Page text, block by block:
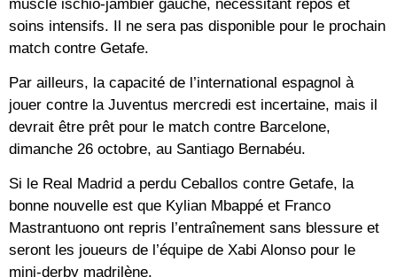
muscle ischio-jambier gauche, nécessitant repos et
soins intensifs. Il ne sera pas disponible pour le prochain
match contre Getafe.
Par ailleurs, la capacité de l’international espagnol à
jouer contre la Juventus mercredi est incertaine, mais il
devrait être prêt pour le match contre Barcelone,
dimanche 26 octobre, au Santiago Bernabéu.
Si le Real Madrid a perdu Ceballos contre Getafe, la
bonne nouvelle est que Kylian Mbappé et Franco
Mastrantuono ont repris l’entraînement sans blessure et
seront les joueurs de l’équipe de Xabi Alonso pour le
mini-derby madrilène.